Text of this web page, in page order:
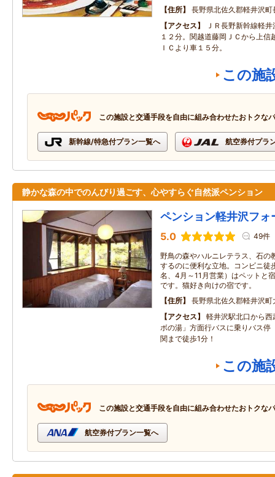
住所
長野県北佐久郡軽井沢
アクセス
ＪＲ長野新幹線軽
１２分。関越道藤岡ＪＣから上信
ＩＣより車１５分。
この施
この施設と交通手段を自由に組み合わせたおトクな
新幹線/特急付プラン一覧へ 航空券付プラ
静かな森の中でのんびり過ごす、心やすらぐ自然派ペンション
ペンション軽井沢フォ
5.0 49件
野鳥の森やハルニレテラス、石の
するのに便利な立地。コンビニ徒
名、4月～11月営業）はペットと
です。猫好き向けの宿です。
住所
長野県北佐久郡軽井沢
アクセス
軽井沢駅北口から
ボの湯」方面行バスに乗りバス停
関まで徒歩1分！
この施
この施設と交通手段を自由に組み合わせたおトクな
航空券付プラン一覧へ